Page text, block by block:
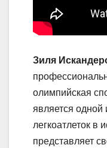
Зиля
олимпийская
является одной
легкоатлеток в
представляет